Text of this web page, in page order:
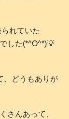
れていた
した(*^O^*)💡
、どうもありが
さんあって、